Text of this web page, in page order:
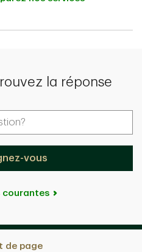
la réponse
vous
courantes
de page